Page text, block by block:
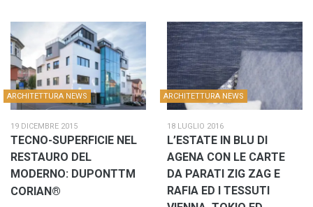
ARCHITETTURA NEWS
19 DICEMBRE 2015
TECNO-SUPERFICIE NEL
RESTAURO DEL
MODERNO: DUPONTTM
CORIAN®
ARCHITETTURA NEWS
18 LUGLIO 2016
L’ESTATE IN BLU DI
AGENA CON LE CARTE
DA PARATI ZIG ZAG E
RAFIA ED I TESSUTI